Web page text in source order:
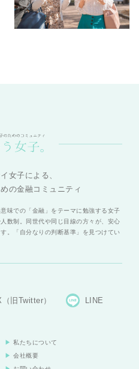
女子による、
の金融コミュニティ
味での「金融」をテーマに勉強する女子
数制。同世代や同じ目線の方々が、安心
。「自分なりの判断基準」を見つけてい
（旧Twitter） LINE
私たちについて
会社概要